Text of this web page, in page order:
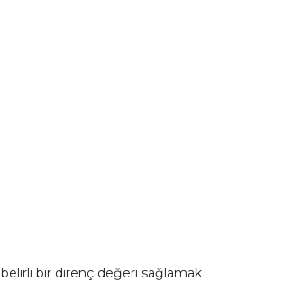
belirli bir direnç değeri sağlamak